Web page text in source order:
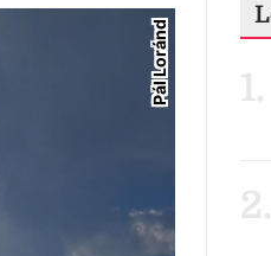
Pál Loránd 1.
2.